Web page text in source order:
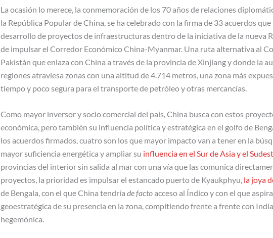
La ocasión lo merece, la conmemoración de los 70 años de relaciones
la República Popular de China, se ha celebrado con la firma de 33 acuerdos
desarrollo de proyectos de infraestructuras dentro de la iniciativa de la nueva
de impulsar el Corredor Económico China-Myanmar. Una ruta alternativa al
Pakistán que enlaza con China a través de la provincia de Xinjiang y donde la
regiones atraviesa zonas con una altitud de 4.714 metros, una zona más
tiempo y poco segura para el transporte de petróleo y otras mercancías.
Como mayor inversor y socio comercial del país, China busca con estos
económica, pero también su influencia política y estratégica en el golfo de
los acuerdos firmados, cuatro son los que mayor impacto van a tener en la
mayor suficiencia energética y ampliar su influencia en el Sur de Asia y el
provincias del interior sin salida al mar con una vía que las comunica
proyectos, la prioridad es impulsar el estancado puerto de Kyaukphyu, la joya
de Bengala, con el que China tendría de factoacceso al Índico y con el que
geoestratégica de su presencia en la zona, compitiendo frente a frente con
hegemónica.